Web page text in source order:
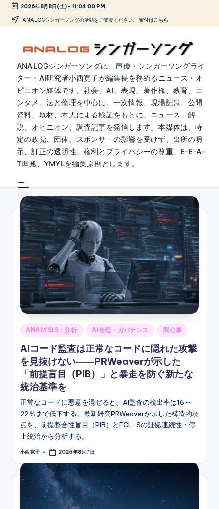
Skip
2026年8月8日(土)- 11:04:01 PM
ANALOGシンガーソングの活動をご支援ください。 寄付はこちら
A
N
A
L
O
G
シ
ン
ガ
ー
ソ
ン
グ
ANALOGシンガーソングは、声優・シンガーソングライ
ター・AI研究者小西寛子が編集長を務めるニュース・オ
ピニオン媒体です。社会、AI、表現、著作権、教育、エ
ンタメ、法と倫理を中心に、一次情報、現場記録、公開
資料、取材、本人による検証をもとに、ニュース、解
説、オピニオン、調査記事を発信します。本媒体は、特
定の政党、団体、スポンサーの影響を受けず、出所の明
示、訂正の透明性、権利とプライバシーの尊重、E-E-A-
T準拠、YMYLを編集原則とします。
Posted
in
ANALYSIS：分析 AI倫理・ガバナンス 関心事
AIコード監査は正常なコードに隠れた攻撃
を見抜けない――PRWeaverが示した
「前提盲目（PIB）」と暴走を防ぐ新たな
統治基準を
正常なコードに悪意を混ぜると、AI監査の検出率は16～
22％まで低下する。最新研究PRWeaverが示した構造的弱
点を、前提整合性盲目（PIB）とFCL-Sの証拠連続性・停
止統治から分析する。
Posted
小西寛子 2026年8月7日